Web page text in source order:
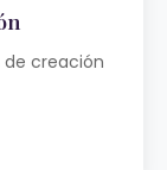
creación